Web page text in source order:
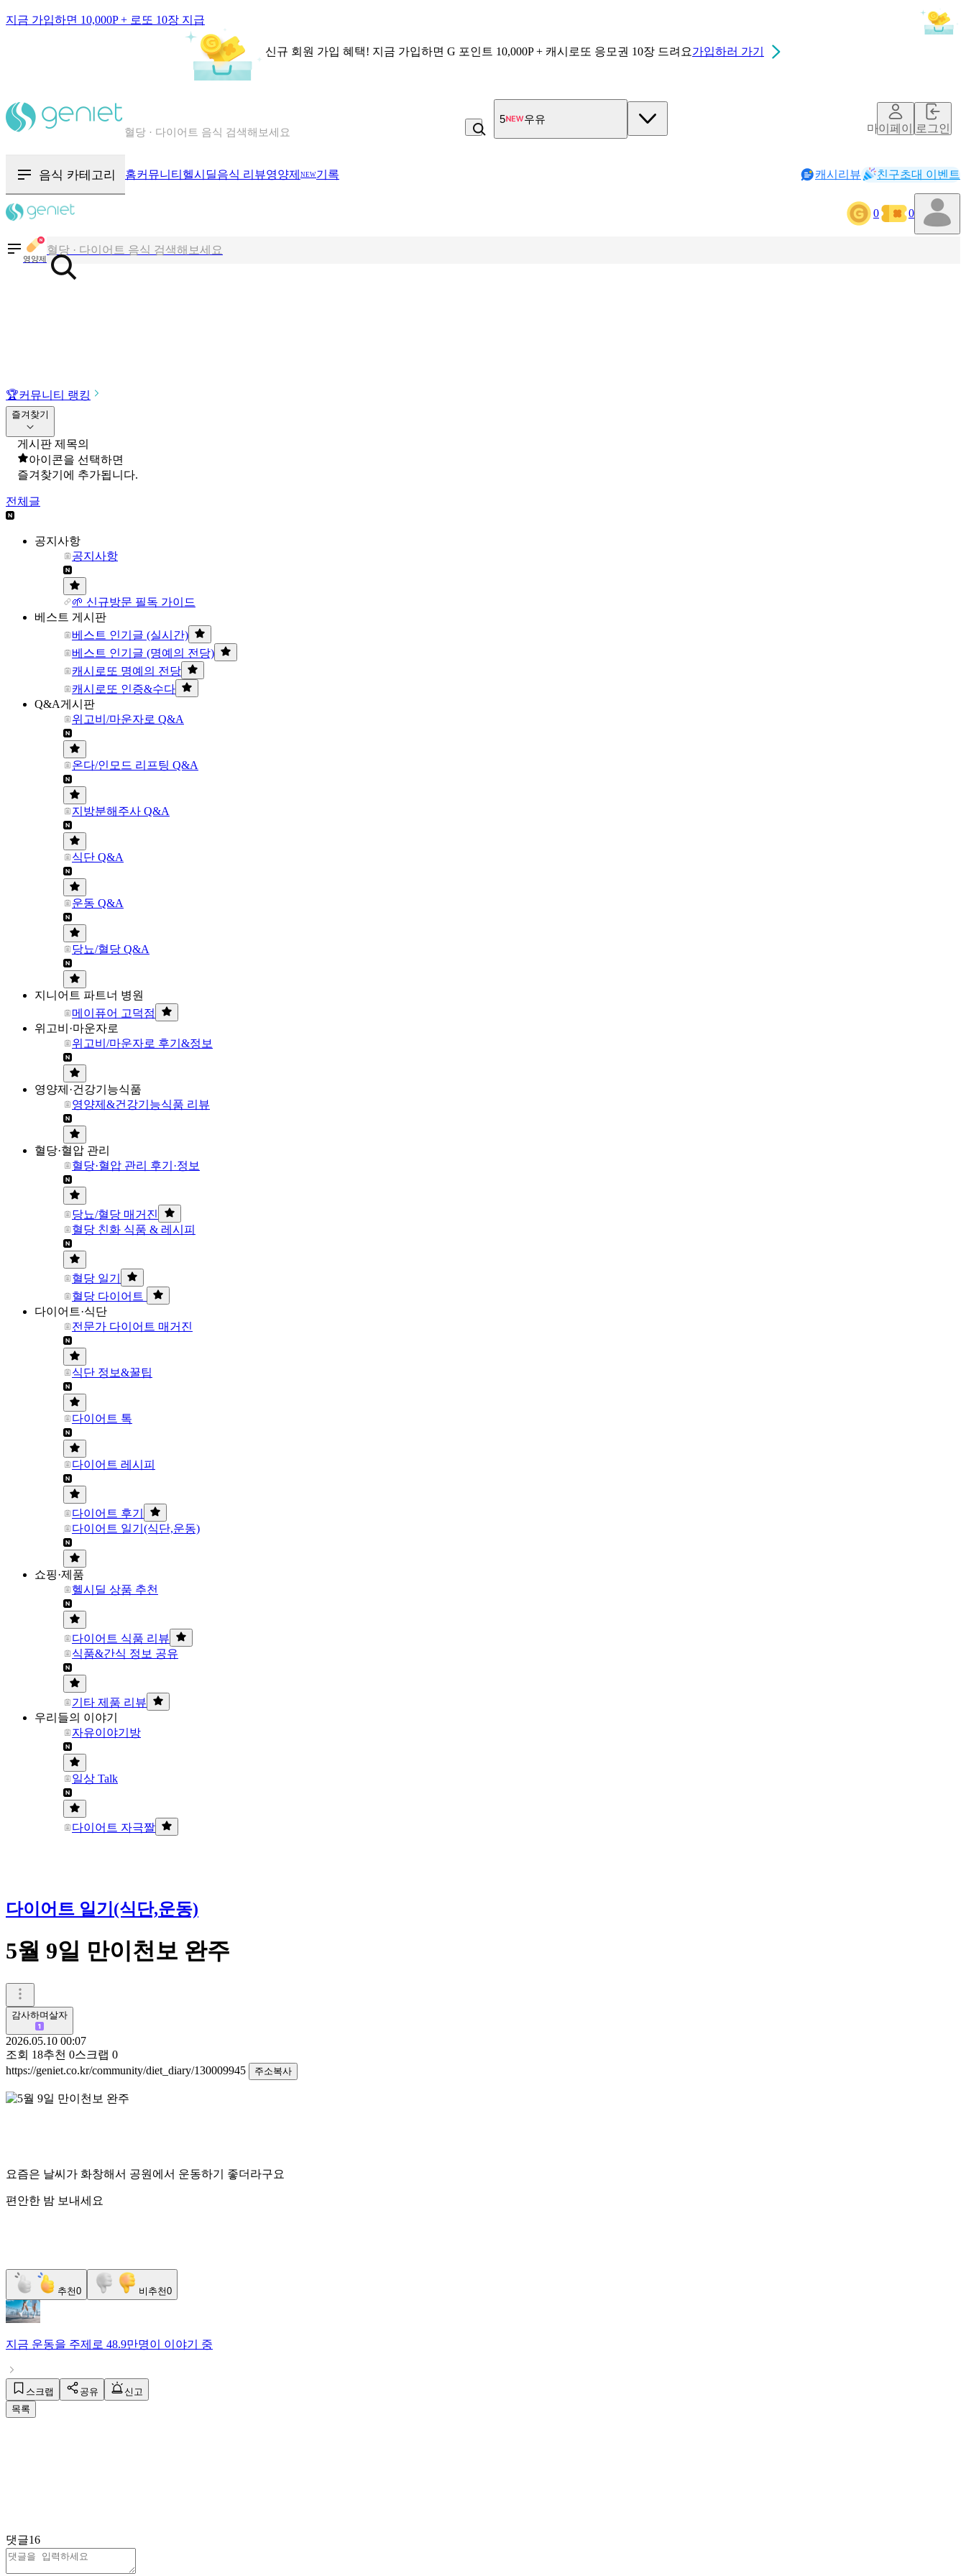
지금 가입하면 10,000P + 로또 10장 지급
신규 회원 가입 혜택! 지금 가입하면 G 포인트 10,000P + 캐시로또 응모권 10장 드려요가입하러 가기
혈당 · 다이어트 음식 검색해보세요
5 우유
마이페이지로그인
음식 카테고리 홈커뮤니티 헬시딜음식 리뷰영양제 NEW기록 캐시리뷰 친구초대 이벤트
0 0
영양제
칼로리와 영양성분을 검색해보세요
혈당 · 다이어트 음식 검색해보세요
음식 · 영양제 리뷰를 찾아보세요
🏆커뮤니티 랭킹
즐겨찾기
게시판 제목의
아이콘을 선택하면
즐겨찾기에 추가됩니다.
전체글
공지사항
공지사항
🌱 신규방문 필독 가이드
베스트 게시판
베스트 인기글 (실시간)
베스트 인기글 (명예의 전당)
캐시로또 명예의 전당
캐시로또 인증&수다
Q&A게시판
위고비/마운자로 Q&A
온다/인모드 리프팅 Q&A
지방분해주사 Q&A
식단 Q&A
운동 Q&A
당뇨/혈당 Q&A
지니어트 파트너 병원
메이퓨어 고덕점
위고비·마운자로
위고비/마운자로 후기&정보
영양제·건강기능식품
영양제&건강기능식품 리뷰
혈당·혈압 관리
혈당·혈압 관리 후기·정보
당뇨/혈당 매거진
혈당 친화 식품 & 레시피
혈당 일기
혈당 다이어트
다이어트·식단
전문가 다이어트 매거진
식단 정보&꿀팁
다이어트 톡
다이어트 레시피
다이어트 후기
다이어트 일기(식단,운동)
쇼핑·제품
헬시딜 상품 추천
다이어트 식품 리뷰
식품&간식 정보 공유
기타 제품 리뷰
우리들의 이야기
자유이야기방
일상 Talk
다이어트 자극짤
다이어트 일기(식단,운동)
5월 9일 만이천보 완주
감사하며살자
2026.05.10 00:07
조회 18추천 0스크랩 0
https://geniet.co.kr/community/diet_diary/130009945
주소복사
요즘은 날씨가 화창해서 공원에서 운동하기 좋더라구요
편안한 밤 보내세요
추천0 비추천0
지금 운동을 주제로 48.9만명이 이야기 중
스크랩 공유
신고
목록
댓글16